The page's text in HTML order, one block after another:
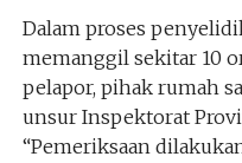
Dalam proses
memanggil sekitar 10
pelapor, pihak rumah
unsur Inspektorat
“Pemeriksaan